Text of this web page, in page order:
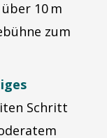
10 m
zum
Schritt